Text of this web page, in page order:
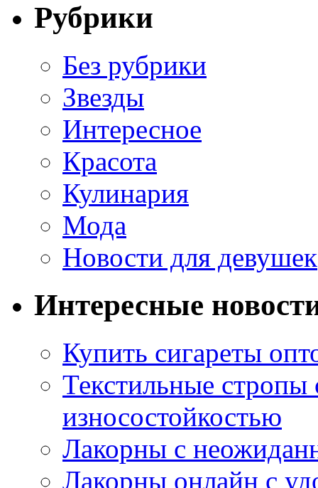
Рубрики
Без рубрики
Звезды
Интересное
Красота
Кулинария
Мода
Новости для девушек
Интересные
Купить сигареты
Текстильные
износостойкостью
Лакорны с
Лакорны онлайн с